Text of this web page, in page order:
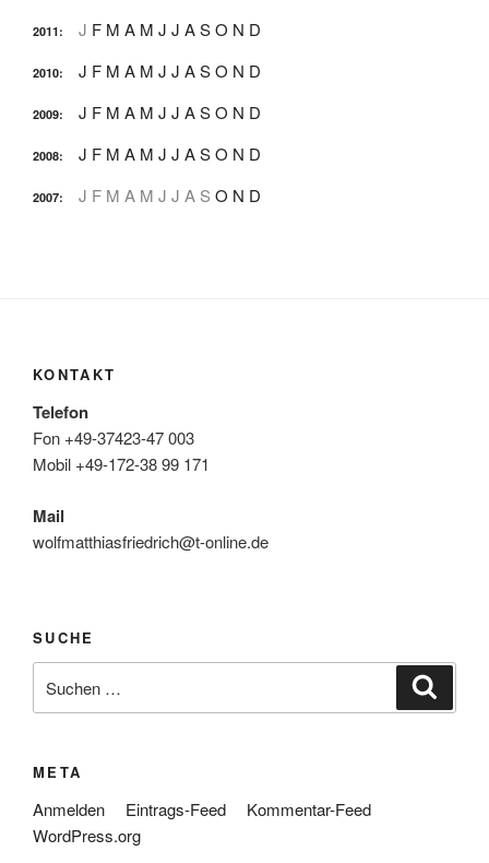
2011: J F M A M J J ASO N D
2010: J F M A M J J ASO N D
2009: J F M A M J J ASO N D
2008: J F M A M J J ASO N D
2007: J F M A M J J A S O N D
KONTAKT
Telefon
Fon +49-37423-47 003
Mobil +49-172-38 99 171
Mail
wolfmatthiasfriedrich@t-online.de
SUCHE
nach:
META
Anmelden Eintrags-Feed
Kommentar-Feed
WordPress.org